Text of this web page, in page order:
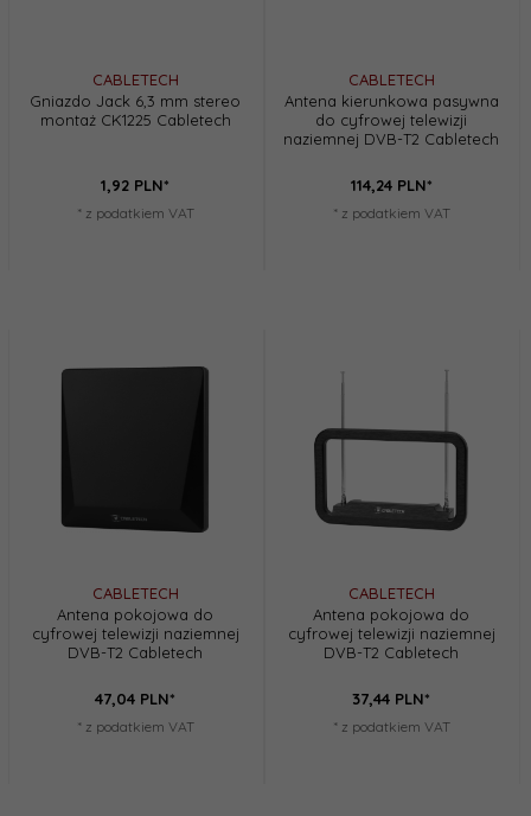
CABLETECH
Gniazdo Jack 6,3 mm stereo
montaż CK1225 Cabletech
1,92 PLN*
* z podatkiem VAT
CABLETECH
Antena kierunkowa pasywna
do cyfrowej telewizji
naziemnej DVB-T2 Cabletech
114,24 PLN*
* z podatkiem VAT
CABLETECH
Antena pokojowa do
cyfrowej telewizji naziemnej
DVB-T2 Cabletech
47,04 PLN*
* z podatkiem VAT
CABLETECH
Antena pokojowa do
cyfrowej telewizji naziemnej
DVB-T2 Cabletech
37,44 PLN*
* z podatkiem VAT